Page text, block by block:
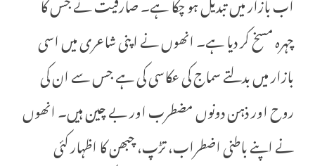
چہرہ مسخ کر دیا ہے۔ انھوں نے اپنی شاعری میں اسی
بازار میں بدلتے سماج کی عکاسی کی ہے جس سے ان کی
روح اور ذہن دونوں مضطرب اور بے چین ہیں۔ انھوں
نے اپنے باطنی اضطراب، تڑپ، چبھن کا اظہار کئی